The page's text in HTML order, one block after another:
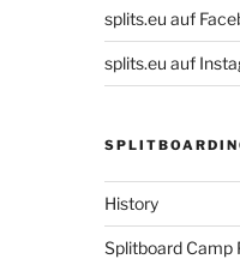
splits.eu auf
splits.eu auf
History
Splitboard Camp